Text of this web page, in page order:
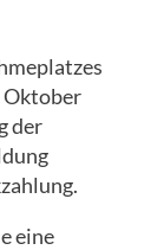
Oktober
der
eine